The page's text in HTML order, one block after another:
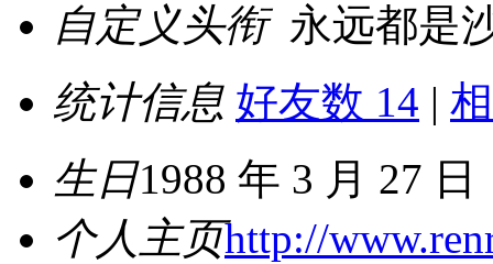
自定义头衔 永远都是
统计信息 好友数 14 |
生日1988 年 3 月 27 日
个人主页http://